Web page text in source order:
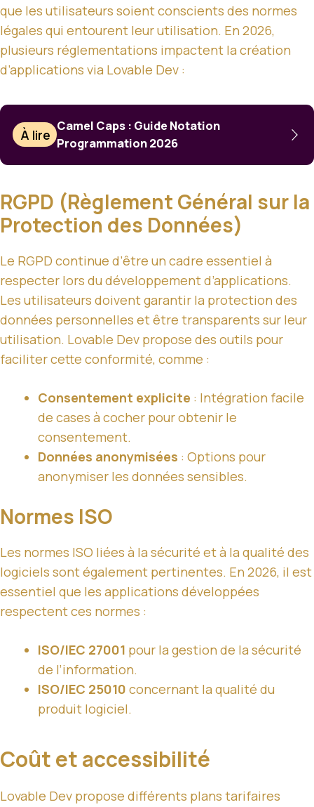
que les utilisateurs soient conscients des normes
légales qui entourent leur utilisation. En 2026,
plusieurs réglementations impactent la création
d’applications via Lovable Dev :
À lire
Camel Caps : Guide Notation
Programmation 2026
RGPD (Règlement Général sur la
Protection des Données)
Le RGPD continue d’être un cadre essentiel à
respecter lors du développement d’applications.
Les utilisateurs doivent garantir la protection des
données personnelles et être transparents sur leur
utilisation. Lovable Dev propose des outils pour
faciliter cette conformité, comme :
Consentement explicite : Intégration facile
de cases à cocher pour obtenir le
consentement.
Données anonymisées : Options pour
anonymiser les données sensibles.
Normes ISO
Les normes ISO liées à la sécurité et à la qualité des
logiciels sont également pertinentes. En 2026, il est
essentiel que les applications développées
respectent ces normes :
ISO/IEC 27001 pour la gestion de la sécurité
de l’information.
ISO/IEC 25010 concernant la qualité du
produit logiciel.
Coût et accessibilité
Lovable Dev propose différents plans tarifaires